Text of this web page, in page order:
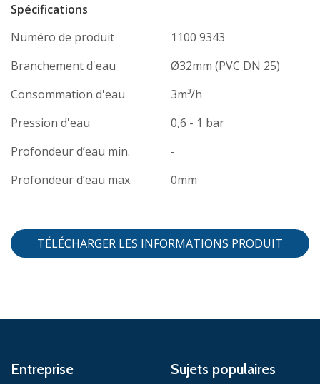
Spécifications
Numéro de produit
1100 9343
Branchement d'eau
Ø32mm (PVC DN 25)
Consommation d'eau
3m³/h
Pression d'eau
0,6 - 1 bar
Profondeur d’eau min.
-
Profondeur d’eau max.
0mm
TÉLÉCHARGER LES INFORMATIONS PRODUIT
Entreprise Sujets populaires